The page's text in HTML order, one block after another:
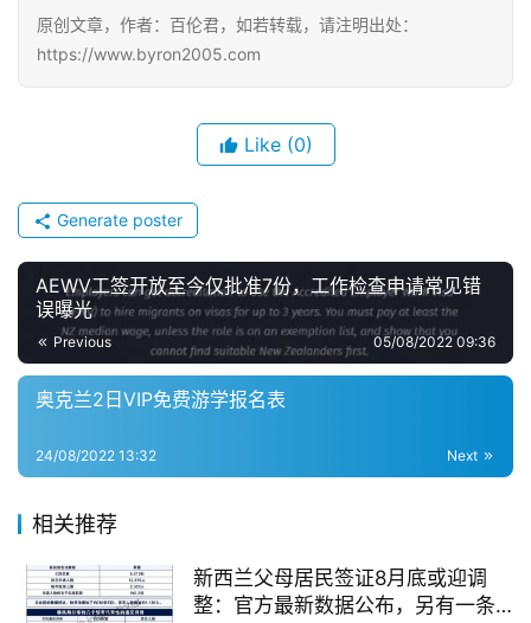
原创文章，作者：百伦君，如若转载，请注明出处：
https://www.byron2005.com
Like (0)
Generate poster
AEWV工签开放至今仅批准7份，工作检查申请常见错
误曝光
Previous 05/08/2022 09:36
奥克兰2日VIP免费游学报名表
Next
24/08/2022 13:32
相关推荐
新西兰父母居民签证8月底或迎调
整：官方最新数据公布，另有一条